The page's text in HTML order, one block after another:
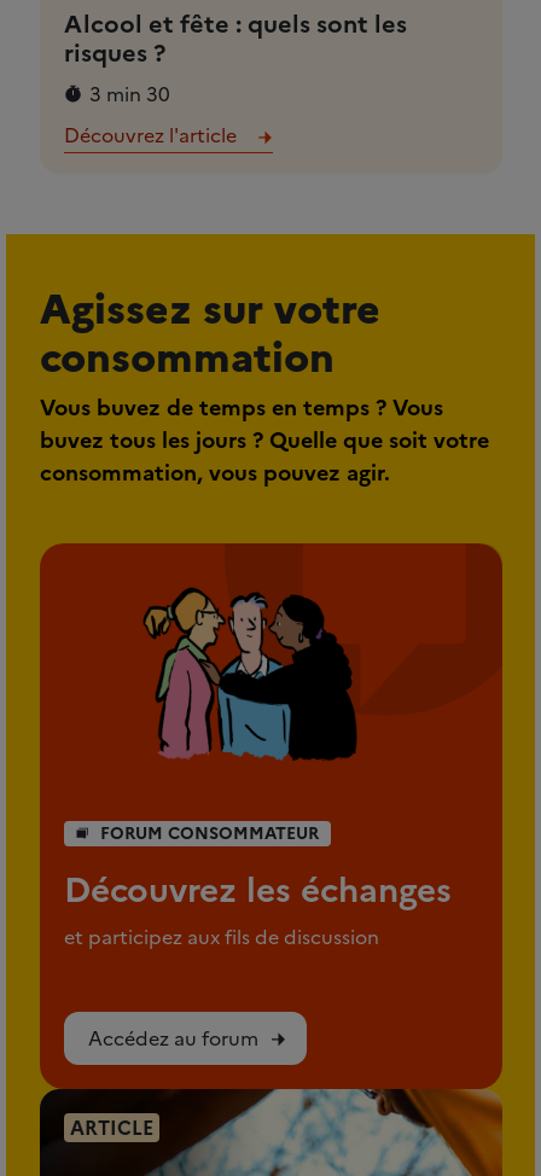
Alcool et fête : quels sont les
risques ?
3 min 30
Découvrez l'article
Agissez sur votre
consommation
Vous buvez de temps en temps ? Vous
buvez tous les jours ? Quelle que soit votre
consommation, vous pouvez agir.
FORUM CONSOMMATEUR
Découvrez les échanges
et participez aux fils de discussion
Accédez au forum
ARTICLE